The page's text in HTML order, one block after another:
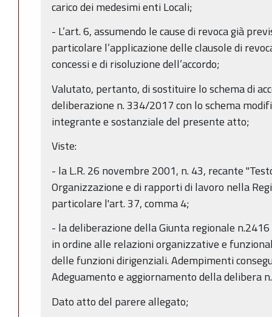
carico dei medesimi enti Locali;
- L’art. 6, assumendo le cause di revoca già
particolare l’applicazione delle clausole di
concessi e di risoluzione dell’accordo;
Valutato, pertanto, di sostituire lo schema di
deliberazione n. 334/2017 con lo schema
integrante e sostanziale del presente atto;
Viste:
- la L.R. 26 novembre 2001, n. 43, recante
Organizzazione e di rapporti di lavoro nella
particolare l'art. 37, comma 4;
- la deliberazione della Giunta regionale
in ordine alle relazioni organizzative e
delle funzioni dirigenziali. Adempimenti
Adeguamento e aggiornamento della delibera
Dato atto del parere allegato;